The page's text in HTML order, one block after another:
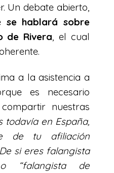
Un debate abierto,
se hablará sobre
de Rivera , el cual
a la asistencia a
es necesario
nuestras
todavía en España,
de tu afiliación
si eres falangista
“falangista de